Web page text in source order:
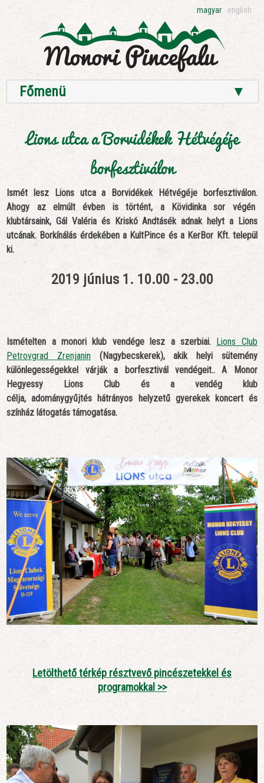
magyar english
Főmenü ▼
Lions utca a Borvidékek Hétvégéje
borfesztiválon
Ismét lesz Lions utca a Borvidékek Hétvégéje borfesztiválon.
Ahogy az elmúlt évben is történt, a Kövidinka sor végén
klubtársaink, Gál Valéria és Kriskó Andtásék adnak helyt a Lions
utcának. Borkínálás érdekében a KultPince és a KerBor Kft. települ
ki.
2019 június 1. 10.00 - 23.00
Ismételten a monori klub vendége lesz a szerbiai. Lions Club
Petrovgrad Zrenjanin(Nagybecskerek), akik helyi sütemény
különlegességekkel várják a borfesztivál vendégeit.. A Monor
Hegyessy Lions Club és a vendég klub
célja, adománygyűjtés hátrányos helyzetű gyerekek koncert és
színház látogatás támogatása.
Letölthető térkép résztvevő pincészetekkel és
programokkal >>